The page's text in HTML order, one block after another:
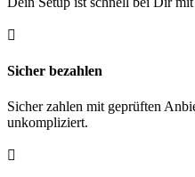

Sicher bezahlen
Sicher zahlen mit geprüften
unkompliziert.
